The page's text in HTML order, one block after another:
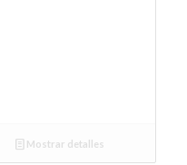
Mostrar detalles